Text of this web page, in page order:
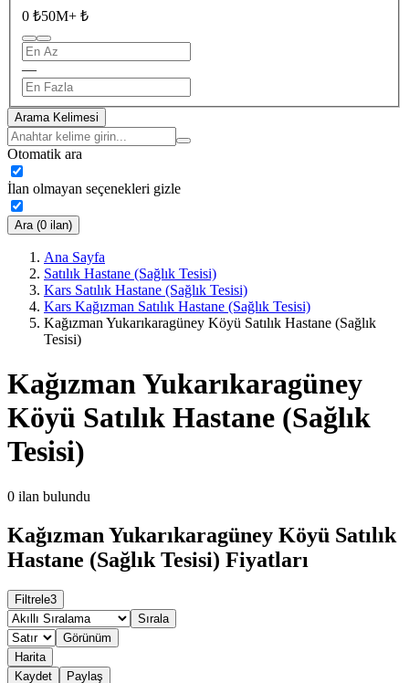
0 ₺50M+ ₺
—
Arama Kelimesi
Otomatik ara
İlan olmayan seçenekleri gizle
Ara (0 ilan)
Ana Sayfa
Satılık Hastane (Sağlık Tesisi)
Kars Satılık Hastane (Sağlık Tesisi)
Kars Kağızman Satılık Hastane (Sağlık Tesisi)
Kağızman Yukarıkaragüney Köyü Satılık Hastane (Sağlık
Tesisi)
Kağızman Yukarıkaragüney
Köyü Satılık Hastane (Sağlık
Tesisi)
0 ilan bulundu
Kağızman Yukarıkaragüney Köyü Satılık
Hastane (Sağlık Tesisi) Fiyatları
Filtrele3
Sırala
Görünüm
Harita
Kaydet
Paylaş